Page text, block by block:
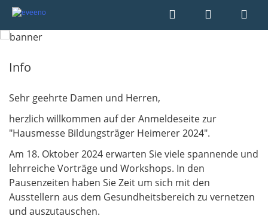
Info
Sehr geehrte Damen und Herren,
herzlich willkommen auf der Anmeldeseite zur
"Hausmesse Bildungsträger Heimerer 2024".
Am 18. Oktober 2024 erwarten Sie viele spannende und
lehrreiche Vorträge und Workshops. In den
Pausenzeiten haben Sie Zeit um sich mit den
Ausstellern aus dem Gesundheitsbereich zu vernetzen
und auszutauschen.